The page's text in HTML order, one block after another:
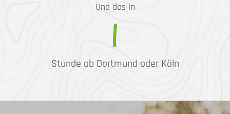
Und das in
1
Stunde ab Dortmund oder Köln